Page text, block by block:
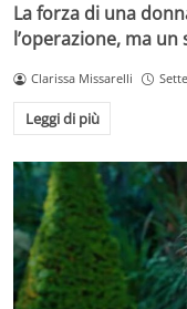
La forza di una
l’operazione, ma
Clarissa Missarelli
Leggi di più